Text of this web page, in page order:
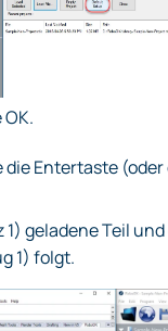
Entertaste
geladene Teil
1) folgt.